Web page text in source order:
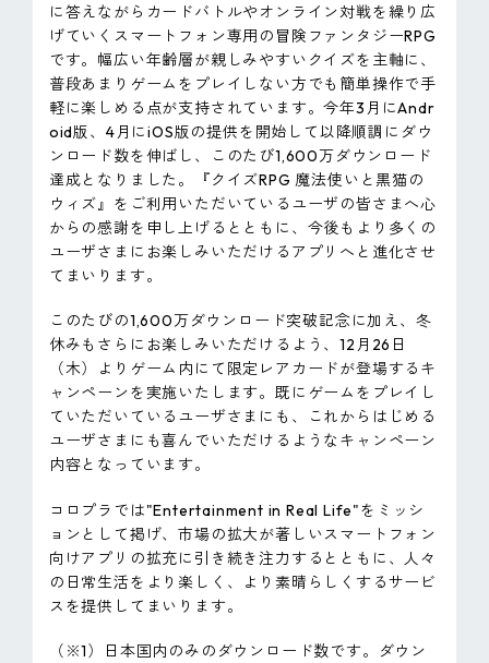
に答えながらカードバトルやオンライン対戦を繰り広
げていくスマートフォン専用の冒険ファンタジーRPG
です。幅広い年齢層が親しみやすいクイズを主軸に、
普段あまりゲームをプレイしない方でも簡単操作で手
軽に楽しめる点が支持されています。今年3月にAndr
oid版、4月にiOS版の提供を開始して以降順調にダウ
ンロード数を伸ばし、このたび1,600万ダウンロード
達成となりました。『クイズRPG 魔法使いと黒猫の
ウィズ』をご利用いただいているユーザの皆さまへ心
からの感謝を申し上げるとともに、今後もより多くの
ユーザさまにお楽しみいただけるアプリへと進化させ
てまいります。
このたびの1,600万ダウンロード突破記念に加え、冬
休みもさらにお楽しみいただけるよう、12月26日
（木）よりゲーム内にて限定レアカードが登場するキ
ャンペーンを実施いたします。既にゲームをプレイし
ていただいているユーザさまにも、これからはじめる
ユーザさまにも喜んでいただけるようなキャンペーン
内容となっています。
コロプラでは"Entertainment in Real Life"をミッシ
ョンとして掲げ、市場の拡大が著しいスマートフォン
向けアプリの拡充に引き続き注力するとともに、人々
の日常生活をより楽しく、より素晴らしくするサービ
スを提供してまいります。
（※1）日本国内のみのダウンロード数です。ダウン